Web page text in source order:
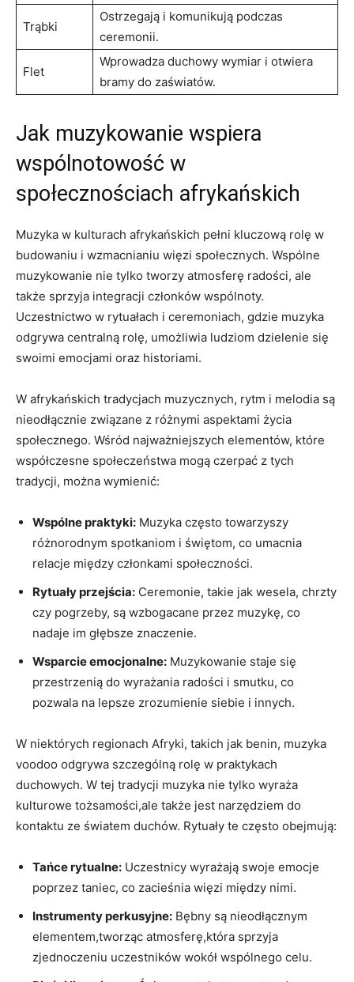
Trąbki
Ostrzegają i komunikują podczas
ceremonii.
Flet
Wprowadza duchowy wymiar i otwiera
bramy do zaświatów.
Jak muzykowanie wspiera
wspólnotowość w
społecznościach afrykańskich
Muzyka w kulturach afrykańskich pełni kluczową rolę w
budowaniu i wzmacnianiu więzi społecznych. Wspólne
muzykowanie nie tylko tworzy atmosferę radości, ale
także sprzyja integracji członków wspólnoty.
Uczestnictwo w rytuałach i ceremoniach, gdzie muzyka
odgrywa centralną rolę, umożliwia ludziom dzielenie się
swoimi emocjami oraz historiami.
W afrykańskich tradycjach muzycznych, rytm i melodia są
nieodłącznie związane z różnymi aspektami życia
społecznego. Wśród najważniejszych elementów, które
współczesne społeczeństwa mogą czerpać z tych
tradycji, można wymienić:
Wspólne praktyki: Muzyka często towarzyszy
różnorodnym spotkaniom i świętom, co umacnia
relacje między członkami społeczności.
Rytuały przejścia: Ceremonie, takie jak wesela, chrzty
czy pogrzeby, są wzbogacane przez muzykę, co
nadaje im głębsze znaczenie.
Wsparcie emocjonalne: Muzykowanie staje się
przestrzenią do wyrażania radości i smutku, co
pozwala na lepsze zrozumienie siebie i innych.
W niektórych regionach Afryki, takich jak benin, muzyka
voodoo odgrywa szczególną rolę w praktykach
duchowych. W tej tradycji muzyka nie tylko wyraża
kulturowe tożsamości,ale także jest narzędziem do
kontaktu ze światem duchów. Rytuały te często obejmują:
Tańce rytualne: Uczestnicy wyrażają swoje emocje
poprzez taniec, co zacieśnia więzi między nimi.
Instrumenty perkusyjne: Bębny są nieodłącznym
elementem,tworząc atmosferę,która sprzyja
zjednoczeniu uczestników wokół wspólnego celu.